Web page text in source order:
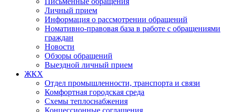
Личный прием
Информация о рассмотрении обращений
Номативно-правовая база в работе с обращениями
граждан
Новости
Обзоры обращений
Выездной личный прием
ЖКХ
Отдел промышленности, транспорта и связи
Комфортная городская среда
Схемы теплоснабжения
Концессионные соглашения